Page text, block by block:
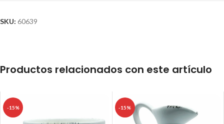
SKU: 60639
Productos relacionados con este artículo
-15% -15%